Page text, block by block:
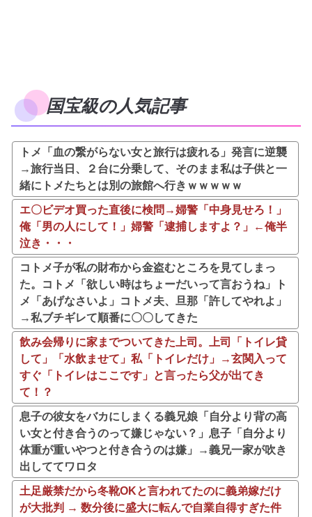
国宝級の人気記事
トメ「血の繋がらない女と旅行は疲れる」発言に逆襲
→旅行当日、２台に分乗して、そのまま私は子供と一
緒にトメたちとは別の旅館へ行きｗｗｗｗｗ
エ〇ビデオ買った直後に検問→婦警「中身見せろ！」
俺「男の人にして！」婦警「逮捕しますよ？」←俺半
泣き・・・
コトメ子が私の財布から金盗むところを見てしまっ
た。コトメ「欲しい時はちょーだいって言おうね」ト
メ「あげなさいよ」コトメ夫、旦那「許してやれよ」
→私ブチギレて順番に〇〇してきた
飲み会帰りに家までついてきた上司。上司「トイレ貸
して」「水飲ませて」私「トイレだけ」→玄関入って
すぐ「トイレはここです」と言ったら父が出てき
て！？
息子の彼女をバカにしまくる義兄娘「自分より背の高
い女と付き合うのって嫌じゃない？」息子「自分より
体重が重いやつと付き合うのは嫌」→義兄一家が吹き
出しててワロタ
土足厳禁だから冬靴OKと言われてたのに義弟嫁だけ
が大批判 → 数分後に盛大に転んで自業自得すぎた件